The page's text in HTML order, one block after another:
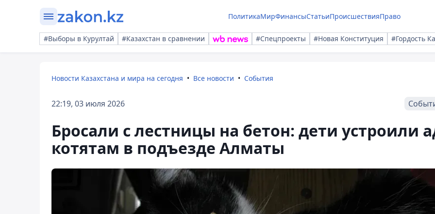
ПолитикаМирФинансыСтатьиПроисшествияПраво
#Выборы в Курултай #Казахстан в сравнении #Спецпроекты #Новая Конституция #Гордость
Новости Казахстана и мира на сегодня Все новости События
22:19, 03 июля 2026
Бросали с лестницы на бетон: дети устроили
котятам в подъезде Алматы